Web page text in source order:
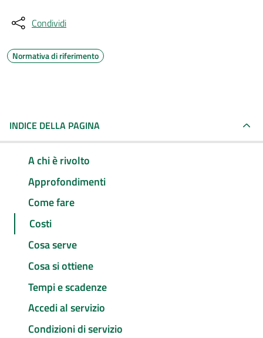
Condividi
Normativa di riferimento
INDICE DELLA PAGINA
A chi è rivolto
Approfondimenti
Come fare
Costi
Cosa serve
Cosa si ottiene
Tempi e scadenze
Accedi al servizio
Condizioni di servizio